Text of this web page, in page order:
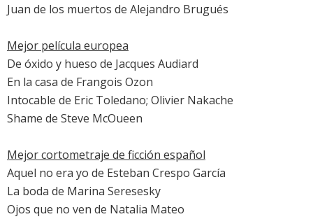
Juan de los muertos de Alejandro Brugués
Mejor película europea
De óxido y hueso de Jacques Audiard
En la casa de Frangois Ozon
Intocable de Eric Toledano; Olivier Nakache
Shame de Steve McOueen
Mejor cortometraje de ficción español
Aquel no era yo de Esteban Crespo García
La boda de Marina Seresesky
Ojos que no ven de Natalia Mateo